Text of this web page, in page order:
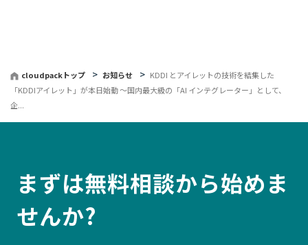
cloudpackトップ お知らせ
KDDI とアイレットの技術を結集した
「KDDIアイレット」が本日始動 〜国内最大級の「AI インテグレーター」として、
企...
まずは無料相談から始めま
せんか?